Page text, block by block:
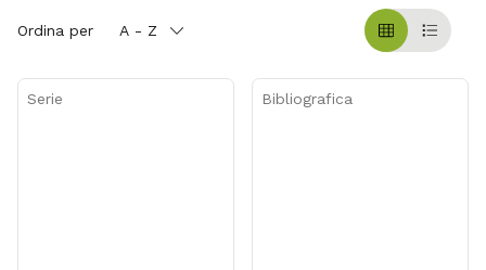
Ordina per A - Z
GrigliaTable
Serie Bibliografica